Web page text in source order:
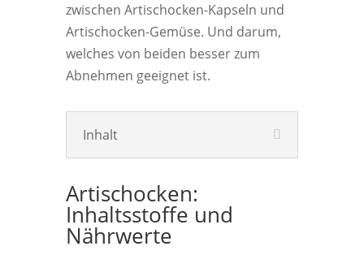
zwischen Artischocken-Kapseln und
Artischocken-Gemüse. Und darum,
welches von beiden besser zum
Abnehmen geeignet ist.
Inhalt
Artischocken:
Inhaltsstoffe und
Nährwerte